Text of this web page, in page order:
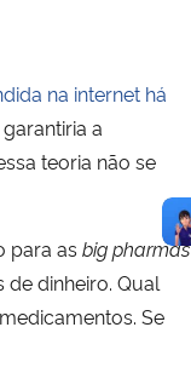
na internet há
a
teoria não se
para as big pharmas
dinheiro. Qual
Se